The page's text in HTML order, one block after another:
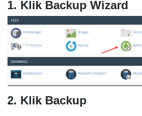
1. Klik Backup Wizard
2. Klik Backup